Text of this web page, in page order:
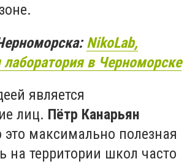
NikoLab,
в Черноморске
является
лиц. Пётр Канарьян
это максимально полезная
на территории школ часто